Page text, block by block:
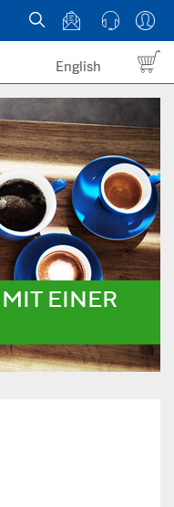
English
EINER